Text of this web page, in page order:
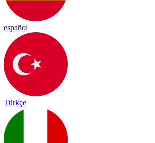
español
Türkçe